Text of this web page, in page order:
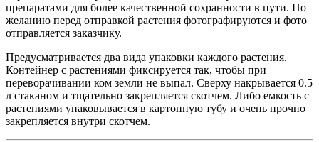
препаратами для более качественной сохранности в пути. По
желанию перед отправкой растения фотографируются и фото
отправляется заказчику.
Предусматривается два вида упаковки каждого растения.
Контейнер с растениями фиксируется так, чтобы при
переворачивании ком земли не выпал. Сверху накрывается 0.5
л стаканом и тщательно закрепляется скотчем. Либо емкость с
растениями упаковывается в картонную тубу и очень прочно
закрепляется внутри скотчем.